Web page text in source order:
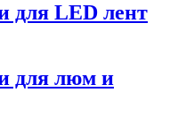
для LED лент
для люм и